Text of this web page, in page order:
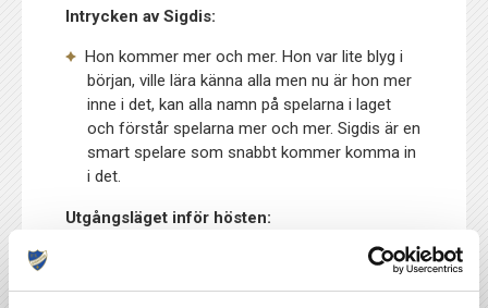
Intrycken av Sigdis:
Hon kommer mer och mer. Hon var lite blyg i
början, ville lära känna alla men nu är hon mer
inne i det, kan alla namn på spelarna i laget
och förstår spelarna mer och mer. Sigdis är en
smart spelare som snabbt kommer komma in
i det.
Utgångsläget inför hösten:
Jämfört med förra året kan vi slappna av i vårt